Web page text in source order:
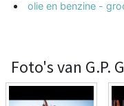
olie en benzine -
Foto's van G.P.